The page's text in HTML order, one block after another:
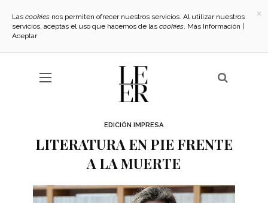
EDICIÓN IMPRESA
LITERATURA EN PIE FRENTE
A LA MUERTE
×
Las cookies nos permiten ofrecer nuestros servicios. Al utilizar nuestros
servicios, aceptas el uso que hacemos de las cookies. Más Información
Aceptar